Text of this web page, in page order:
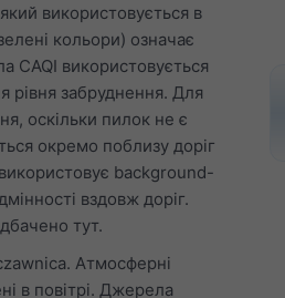
використовується в
кольори) означає
CAQI використовується
рівня забруднення. Для
оскільки пилок не є
окремо поблизу доріг
background-
вздовж доріг.
тут.
Атмосферні
в повітрі. Джерела